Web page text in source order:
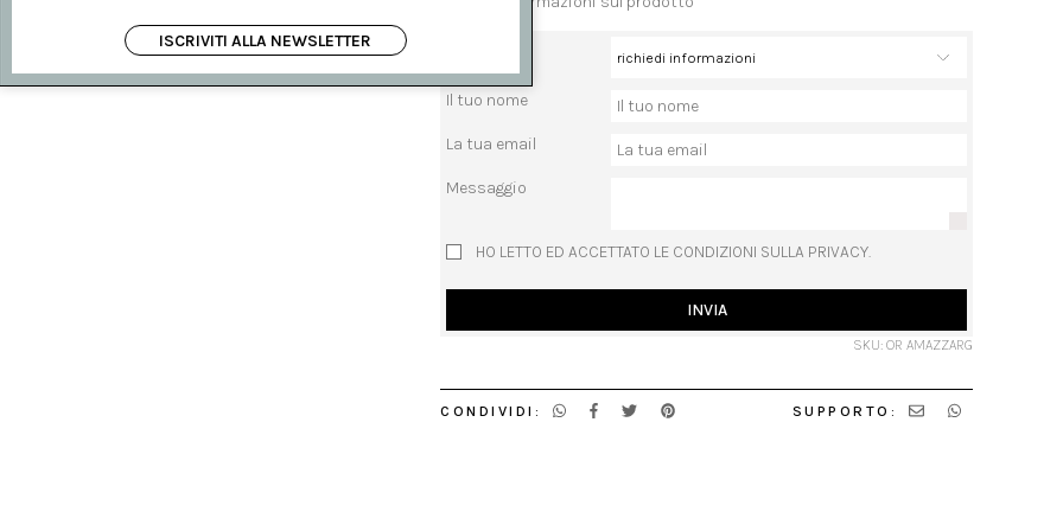
Il tuo nome
La tua email
Messaggio
HO LETTO ED ACCETTATO LE CONDIZIONI SULLA PRIVACY.
INVIA
SKU: OR AMAZZARG
CONDIVIDI: SUPPORTO:
ISCRIVITI ALLA NEWSLETTER